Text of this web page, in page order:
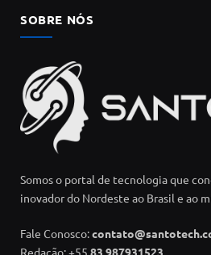
SOBRE NÓS
Somos o portal de tecnologia que
inovador do Nordeste ao Brasil e ao
Fale Conosco:
Redação: +55 83 987931523